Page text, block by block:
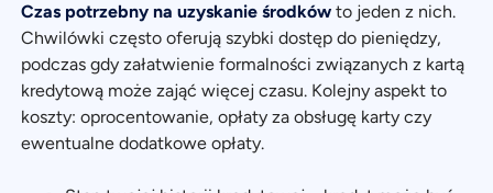
Czas potrzebny na uzyskanie środków to jeden z nich.
Chwilówki często oferują szybki dostęp do pieniędzy,
podczas gdy załatwienie formalności związanych z kartą
kredytową może zająć więcej czasu. Kolejny aspekt to
koszty: oprocentowanie, opłaty za obsługę karty czy
ewentualne dodatkowe opłaty.